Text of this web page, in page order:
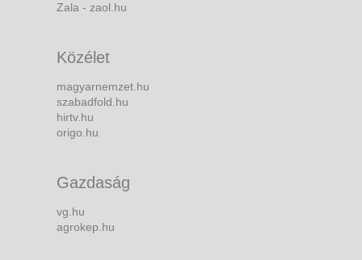
Zala - zaol.hu
Közélet
magyarnemzet.hu
szabadfold.hu
hirtv.hu
origo.hu
Gazdaság
vg.hu
agrokep.hu